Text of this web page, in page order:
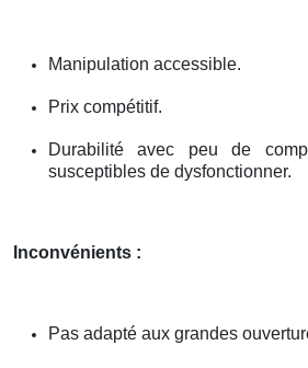
Manipulation accessible.
Prix compétitif.
Durabilité avec peu de
susceptibles de dysfonctionner.
Inconvénients :
Pas adapté aux grandes